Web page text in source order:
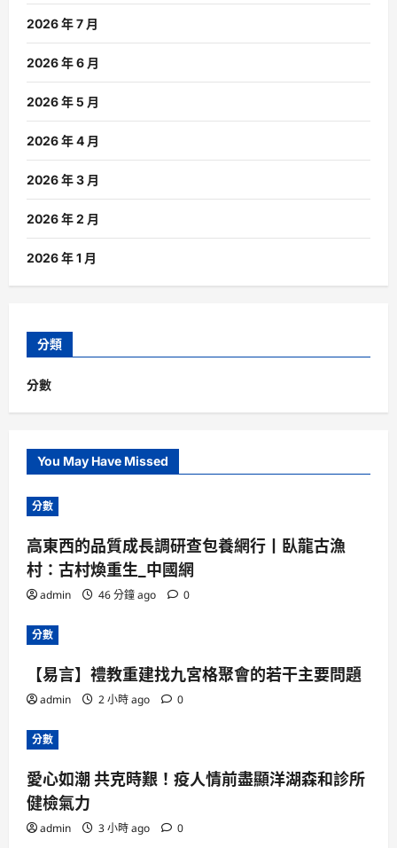
2026 年 7 月
2026 年 6 月
2026 年 5 月
2026 年 4 月
2026 年 3 月
2026 年 2 月
2026 年 1 月
分類
分數
You May Have Missed
分數
高東西的品質成長調研查包養網行丨臥龍古漁
村：古村煥重生_中國網
admin 46 分鐘 ago 0
分數
【易言】禮教重建找九宮格聚會的若干主要問題
admin 2 小時 ago 0
分數
愛心如潮 共克時艱！疫人情前盡顯洋湖森和診所
健檢氣力
admin 3 小時 ago 0